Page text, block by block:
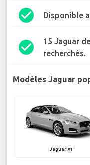
check_circle Disponible
check_circle
15 Jaguar
recherchés.
Modèles Jaguar
Jaguar XF